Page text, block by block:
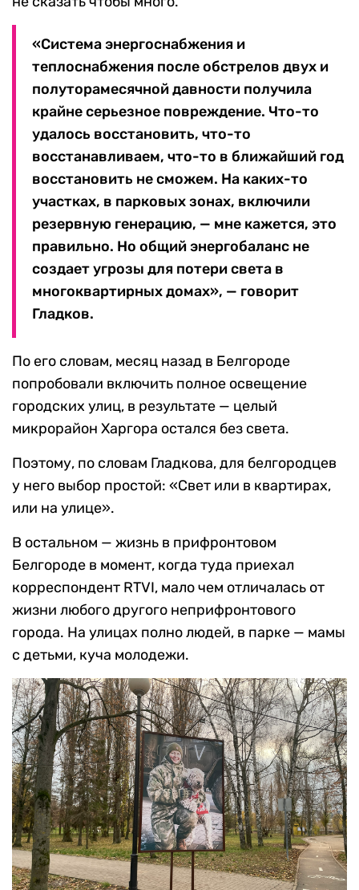
«Система энергоснабжения и
теплоснабжения после обстрелов двух и
полуторамесячной давности получила
крайне серьезное повреждение. Что-то
удалось восстановить, что-то
восстанавливаем, что-то в ближайший год
восстановить не сможем. На каких-то
участках, в парковых зонах, включили
резервную генерацию, — мне кажется, это
правильно. Но общий энергобаланс не
создает угрозы для потери света в
многоквартирных домах», — говорит
Гладков.
По его словам, месяц назад в Белгороде
попробовали включить полное освещение
городских улиц, в результате — целый
микрорайон Харгора остался без света.
Поэтому, по словам Гладкова, для белгородцев
у него выбор простой: «Свет или в квартирах,
или на улице».
В остальном — жизнь в прифронтовом
Белгороде в момент, когда туда приехал
корреспондент RTVI, мало чем отличалась от
жизни любого другого неприфронтового
города. На улицах полно людей, в парке — мамы
с детьми, куча молодежи.